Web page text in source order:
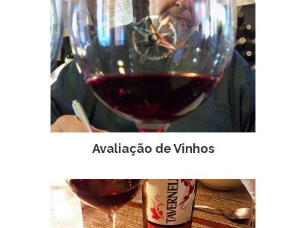
Avaliação de Vinhos